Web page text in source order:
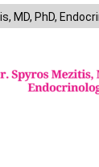
MD, PhD,